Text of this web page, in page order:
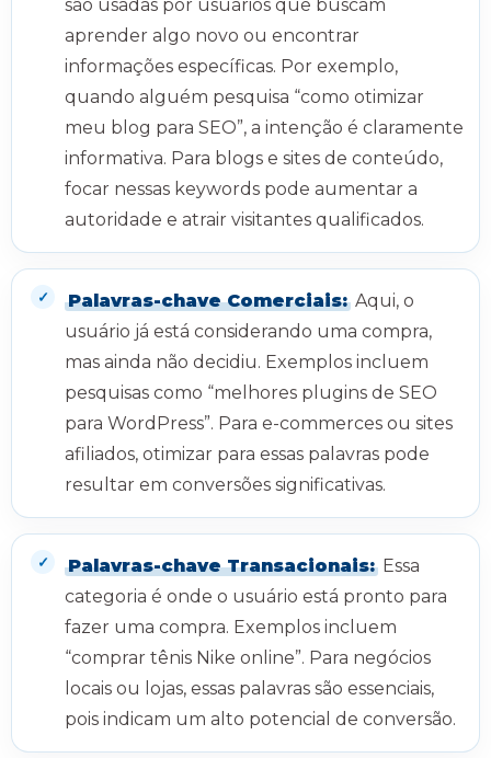
são usadas por usuários que buscam
aprender algo novo ou encontrar
informações específicas. Por exemplo,
quando alguém pesquisa “como otimizar
meu blog para SEO”, a intenção é claramente
informativa. Para blogs e sites de conteúdo,
focar nessas keywords pode aumentar a
autoridade e atrair visitantes qualificados.
Palavras-chave Comerciais: Aqui, o
usuário já está considerando uma compra,
mas ainda não decidiu. Exemplos incluem
pesquisas como “melhores plugins de SEO
para WordPress”. Para e-commerces ou sites
afiliados, otimizar para essas palavras pode
resultar em conversões significativas.
Palavras-chave Transacionais: Essa
categoria é onde o usuário está pronto para
fazer uma compra. Exemplos incluem
“comprar tênis Nike online”. Para negócios
locais ou lojas, essas palavras são essenciais,
pois indicam um alto potencial de conversão.